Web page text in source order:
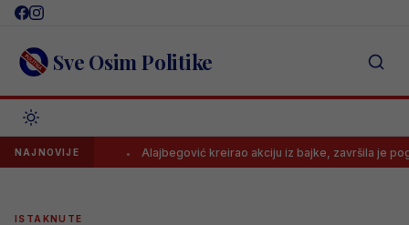
Skip
content Sve Osim Politike
NAJNOVIJE Alajbegović kreirao akciju iz bajke, završila je pogotkom
ISTAKNUTE